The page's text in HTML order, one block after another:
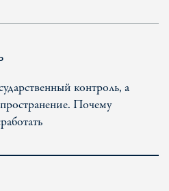
контроль, а
Почему